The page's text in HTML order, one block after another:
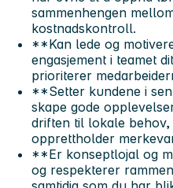
sammenhengen
kostnadskontroll.
**Kan lede og
engasjement i teamet
prioriterer
**Setter kundene i
skape gode
driften til lokale behov,
opprettholder
**Er konseptlojal og
og respekterer